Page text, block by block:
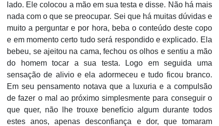
lado. Ele colocou a mão em sua testa e disse. Não há mais
nada com o que se preocupar. Sei que há muitas dúvidas e
muito a perguntar e por hora, beba o conteúdo deste copo
e em momento certo tudo será respondido e explicado. Ela
bebeu, se ajeitou na cama, fechou os olhos e sentiu a mão
do homem tocar a sua testa. Logo em seguida uma
sensação de alivio e ela adormeceu e tudo ficou branco.
Em seu pensamento notava que a luxuria e a compulsão
de fazer o mal ao próximo simplesmente para conseguir o
que quer, não lhe trouxe benefício algum durante todos
estes anos, apenas desconfiança e dor, que tomaram